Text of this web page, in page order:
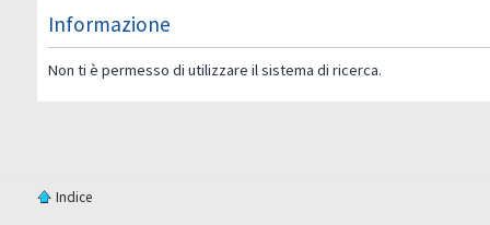
Informazione
Non ti è permesso di utilizzare il sistema di ricerca.
Indice